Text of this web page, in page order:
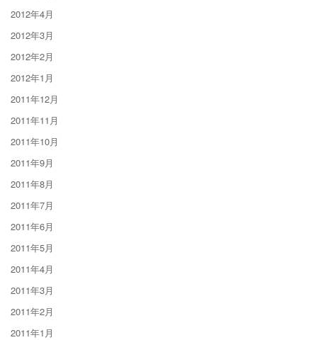
2012年4月
2012年3月
2012年2月
2012年1月
2011年12月
2011年11月
2011年10月
2011年9月
2011年8月
2011年7月
2011年6月
2011年5月
2011年4月
2011年3月
2011年2月
2011年1月